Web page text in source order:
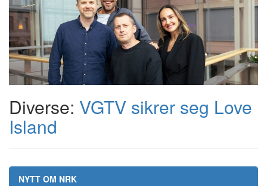
Diverse: VGTV sikrer seg Love
Island
NYTT OM NRK